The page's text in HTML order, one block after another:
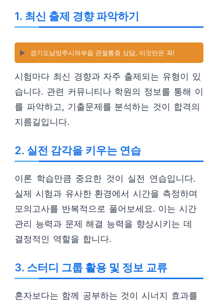
1. 최신 출제 경향 파악하기
▶️ 경기도남양주시와부읍 관절통증 상담, 이것만은 꼭!
시험마다 최신 경향과 자주 출제되는 유형이 있
습니다. 관련 커뮤니티나 학원의 정보를 통해 이
를 파악하고, 기출문제를 분석하는 것이 합격의
지름길입니다.
2. 실전 감각을 키우는 연습
이론 학습만큼 중요한 것이 실전 연습입니다.
실제 시험과 유사한 환경에서 시간을 측정하며
모의고사를 반복적으로 풀어보세요. 이는 시간
관리 능력과 문제 해결 능력을 향상시키는 데
결정적인 역할을 합니다.
3. 스터디 그룹 활용 및 정보 교류
혼자보다는 함께 공부하는 것이 시너지 효과를